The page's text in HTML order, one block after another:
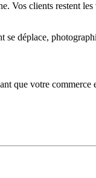
clients restent
déplace,
que votre commerce